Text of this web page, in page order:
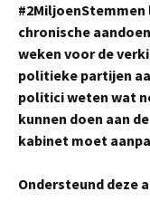
chronische
weken voor de
politieke partijen
politici weten wat
kunnen doen aan
kabinet moet
Ondersteund deze